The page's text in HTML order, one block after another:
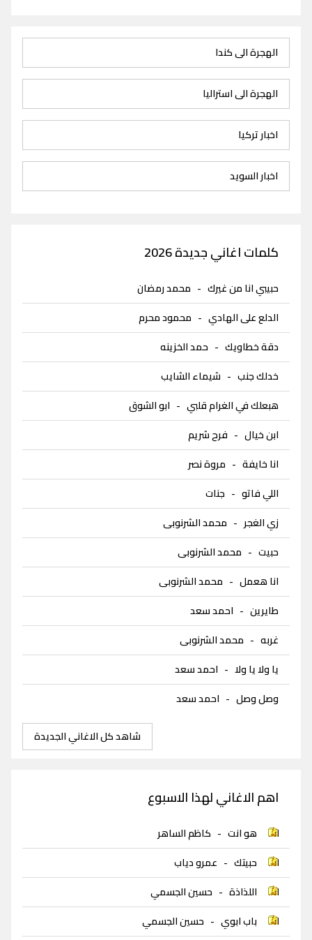
الهجرة الى كندا
الهجرة الى استراليا
اخبار تركيا
اخبار السويد
كلمات اغاني جديدة 2026
حبيبي انا من غيرك - محمد رمضان
الدلع على الهادي - محمود محرم
دقة خطاويك - حمد الخزينه
خدلك جنب - شيماء الشايب
هبعلك في الغرام قلبي - ابو الشوق
ابن خيال - فرح شريم
انا خايفة - مروة نصر
اللي فاتو - جنات
زي الغجر - محمد الشرنوبى
حبيت - محمد الشرنوبى
انا هعمل - محمد الشرنوبى
طايرين - احمد سعد
غربه - محمد الشرنوبى
يا ولا يا ولا - احمد سعد
وصل وصل - احمد سعد
شاهد كل الاغاني الجديدة
اهم الاغاني لهذا الاسبوع
هو انت - كاظم الساهر
حبيتك - عمرو دياب
اللذاذة - حسين الجسمي
باب ابوي - حسين الجسمي